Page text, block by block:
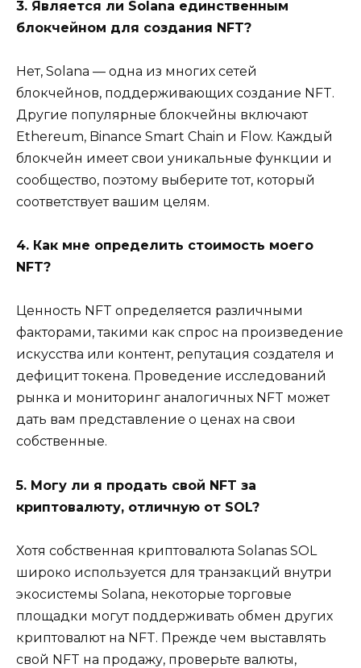
3. Является ли Solana единственным
блокчейном для создания NFT?
Нет, Solana — одна из многих сетей
блокчейнов, поддерживающих создание NFT.
Другие популярные блокчейны включают
Ethereum, Binance Smart Chain и Flow. Каждый
блокчейн имеет свои уникальные функции и
сообщество, поэтому выберите тот, который
соответствует вашим целям.
4. Как мне определить стоимость моего
NFT?
Ценность NFT определяется различными
факторами, такими как спрос на произведение
искусства или контент, репутация создателя и
дефицит токена. Проведение исследований
рынка и мониторинг аналогичных NFT может
дать вам представление о ценах на свои
собственные.
5. Могу ли я продать свой NFT за
криптовалюту, отличную от SOL?
Хотя собственная криптовалюта Solanas SOL
широко используется для транзакций внутри
экосистемы Solana, некоторые торговые
площадки могут поддерживать обмен других
криптовалют на NFT. Прежде чем выставлять
свой NFT на продажу, проверьте валюты,